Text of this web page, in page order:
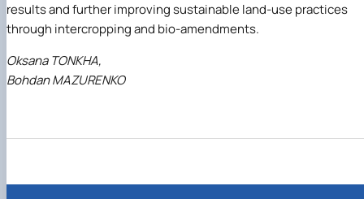
results and further improving sustainable land-use practices
through intercropping and bio-amendments.
Oksana TONKHA,
Bohdan MAZURENKO